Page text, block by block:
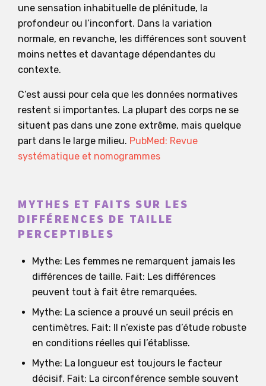
une sensation inhabituelle de plénitude, la
profondeur ou l’inconfort. Dans la variation
normale, en revanche, les différences sont souvent
moins nettes et davantage dépendantes du
contexte.
C’est aussi pour cela que les données normatives
restent si importantes. La plupart des corps ne se
situent pas dans une zone extrême, mais quelque
part dans le large milieu. PubMed: Revue
systématique et nomogrammes
MYTHES ET FAITS SUR LES
DIFFÉRENCES DE TAILLE
PERCEPTIBLES
Mythe: Les femmes ne remarquent jamais les
différences de taille. Fait: Les différences
peuvent tout à fait être remarquées.
Mythe: La science a prouvé un seuil précis en
centimètres. Fait: Il n’existe pas d’étude robuste
en conditions réelles qui l’établisse.
Mythe: La longueur est toujours le facteur
décisif. Fait: La circonférence semble souvent